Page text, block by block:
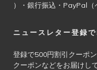
）・銀行振込・PayPal（
ニュースレター登録
登録で500円割引クーポ
クーポンなどをお届けし